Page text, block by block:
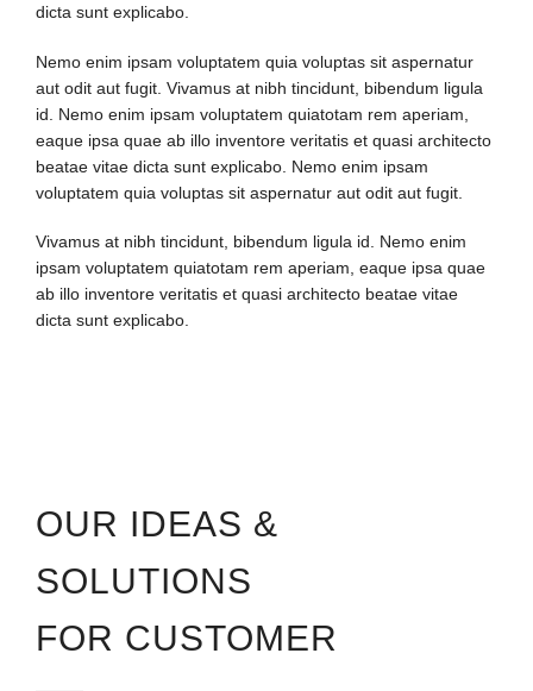
dicta sunt explicabo.
Nemo enim ipsam voluptatem quia voluptas sit aspernatur
aut odit aut fugit. Vivamus at nibh tincidunt, bibendum ligula
id. Nemo enim ipsam voluptatem quiatotam rem aperiam,
eaque ipsa quae ab illo inventore veritatis et quasi architecto
beatae vitae dicta sunt explicabo. Nemo enim ipsam
voluptatem quia voluptas sit aspernatur aut odit aut fugit.
Vivamus at nibh tincidunt, bibendum ligula id. Nemo enim
ipsam voluptatem quiatotam rem aperiam, eaque ipsa quae
ab illo inventore veritatis et quasi architecto beatae vitae
dicta sunt explicabo.
OUR IDEAS &
SOLUTIONS
FOR CUSTOMER